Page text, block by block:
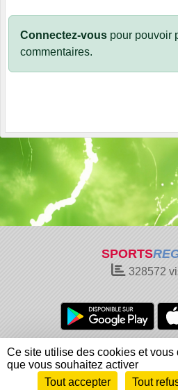
Connectez-vous pour pouvoir
commentaires.
SPORTS
328572
Charte cookies
Informations légales
Signaler
Envie de participer ?
Ce site utilise des cookies et
que vous souhaitez activer
Tout accepter
Tout